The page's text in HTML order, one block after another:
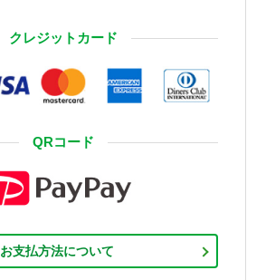
クレジットカード
QRコード
お支払方法について